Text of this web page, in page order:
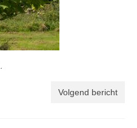
Volgend bericht